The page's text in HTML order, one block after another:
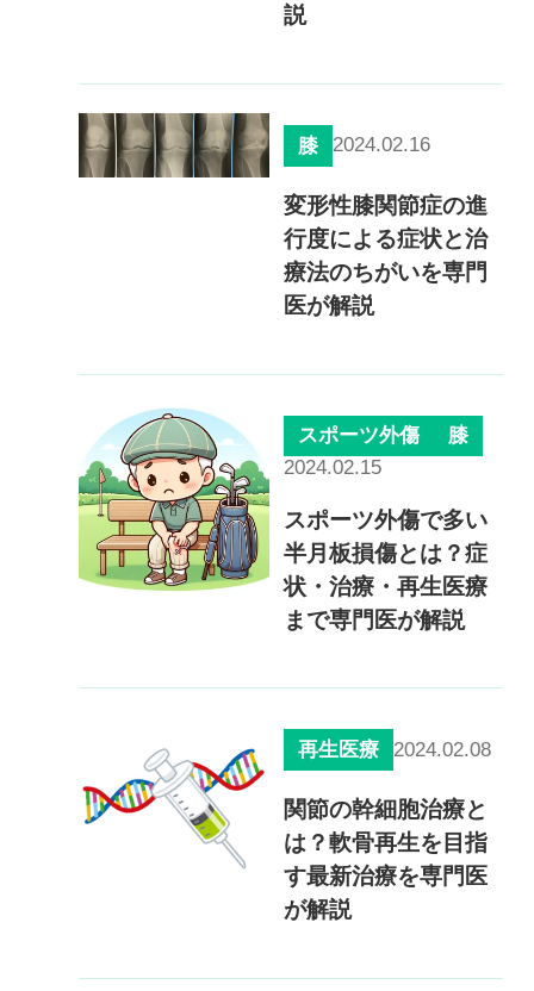
説
膝 2024.02.16
変形性膝関節症の進
行度による症状と治
療法のちがいを専門
医が解説
スポーツ外傷
膝
2024.02.15
スポーツ外傷で多い
半月板損傷とは？症
状・治療・再生医療
まで専門医が解説
再生医療 2024.02.08
関節の幹細胞治療と
は？軟骨再生を目指
す最新治療を専門医
が解説